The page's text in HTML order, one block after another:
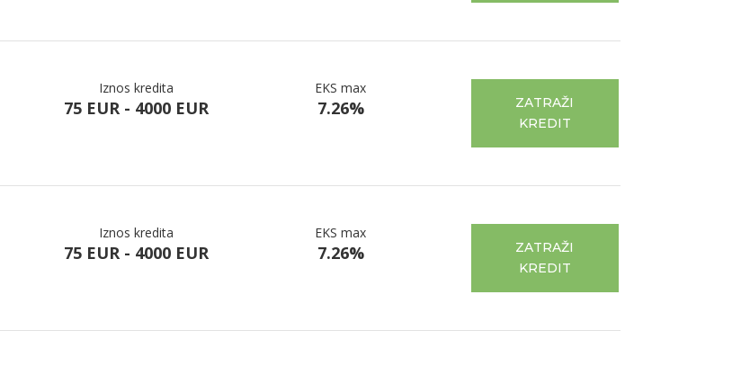
Iznos kredita
75 EUR - 4000 EUR
EKS max
7.26%
ZATRAŽI
KREDIT
Iznos kredita
75 EUR - 4000 EUR
EKS max
7.26%
ZATRAŽI
KREDIT